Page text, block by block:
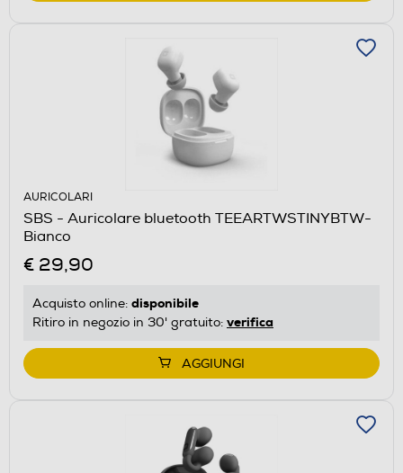
AURICOLARI
SBS - Auricolare bluetooth TEEARTWSTINYBTW-
Bianco
€ 29,90
Acquisto online: disponibile
Ritiro in negozio in 30' gratuito: verifica
AGGIUNGI